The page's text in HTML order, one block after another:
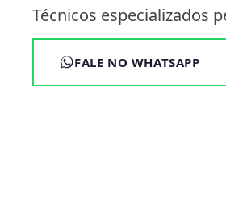
Técnicos especializados
FALE NO WHATSAPP